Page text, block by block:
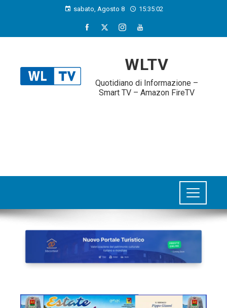
sabato, Agosto 8 15:35:03
WLTV
Quotidiano di Informazione –
Smart TV – Amazon FireTV